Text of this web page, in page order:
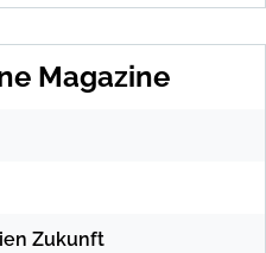
Magazine
Zukunft